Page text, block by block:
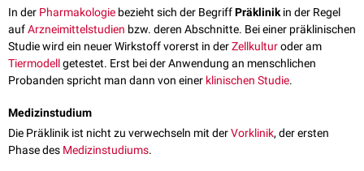
In der Pharmakologie bezieht sich der BegriffPräklinikin der Regel
aufArzneimittelstudien bzw. deren Abschnitte. Bei einer präklinischen
Studie wird ein neuer Wirkstoff vorerst in derZellkulturoder am
Tiermodellgetestet. Erst bei der Anwendung an menschlichen
Probanden spricht man dann von einer klinischen Studie.
Medizinstudium
Die Präklinik ist nicht zu verwechseln mit derVorklinik, der ersten
Phase des Medizinstudiums.